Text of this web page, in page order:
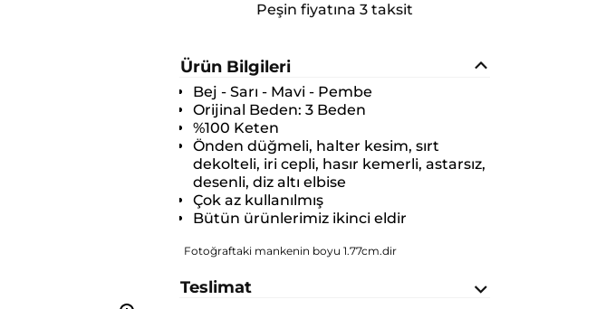
Peşin fiyatına 3 taksit
Ürün Bilgileri
Bej - Sarı - Mavi - Pembe
Orijinal Beden: 3 Beden
%100 Keten
Önden düğmeli, halter kesim, sırt
dekolteli, iri cepli, hasır kemerli, astarsız,
desenli, diz altı elbise
Çok az kullanılmış
Bütün ürünlerimiz ikinci eldir
Fotoğraftaki mankenin boyu 1.77cm.dir
Teslimat